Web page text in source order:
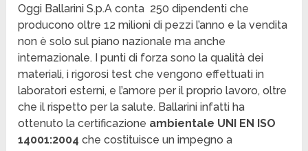
Oggi Ballarini S.p.A conta 250 dipendenti che
producono oltre 12 milioni di pezzi l’anno e la vendita
non è solo sul piano nazionale ma anche
internazionale. I punti di forza sono la qualità dei
materiali, i rigorosi test che vengono effettuati in
laboratori esterni, e l’amore per il proprio lavoro, oltre
che il rispetto per la salute. Ballarini infatti ha
ottenuto la certificazione ambientale UNI EN ISO
14001:2004che costituisce un impegno a